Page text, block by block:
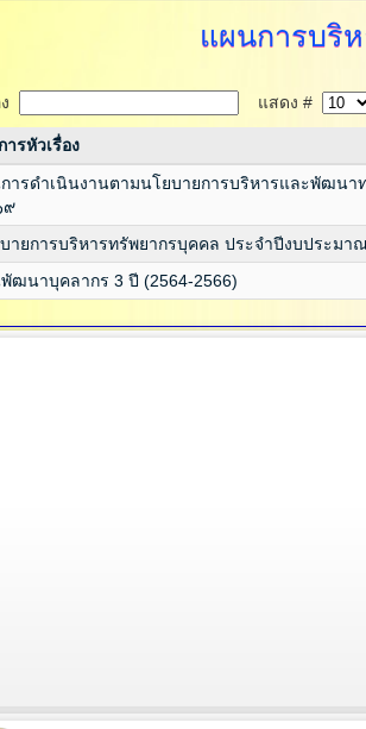
แผนการบริ
แสดง #
ารหัวเรื่อง
ารดำเนินงานตามนโยบายการบริหารและพัฒน
๙
ายการบริหารทรัพยากรบุคคล ประจำปีงบประม
ฒนาบุคลากร 3 ปี (2564-2566)